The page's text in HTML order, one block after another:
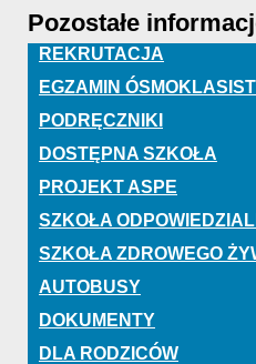
Pozostałe
REKRUTACJA
EGZAMIN
PODRĘCZNIKI
DOSTĘPNA SZKOŁA
PROJEKT ASPE
SZKOŁA
SZKOŁA ZDROWEGO
AUTOBUSY
DOKUMENTY
DLA RODZICÓW